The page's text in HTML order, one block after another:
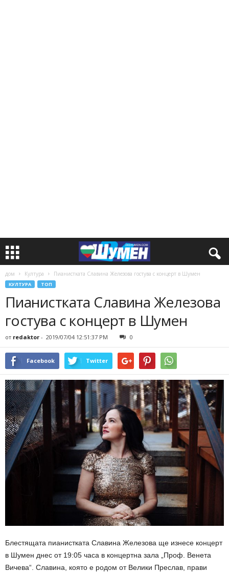
дом Култура Пианистката Славина Железова гостува с концерт в Шумен
КУЛТУРА ТОП
Пианистката Славина Железова
гостува с концерт в Шумен
от redaktor - 2019/07/04 12:51:37 PM 0
Facebook Twitter
Блестящата пианистката Славина Железова ще изнесе концерт
в Шумен днес от 19:05 часа в концертна зала „Проф. Венета
Вичева“. Славина, която е родом от Велики Преслав, прави